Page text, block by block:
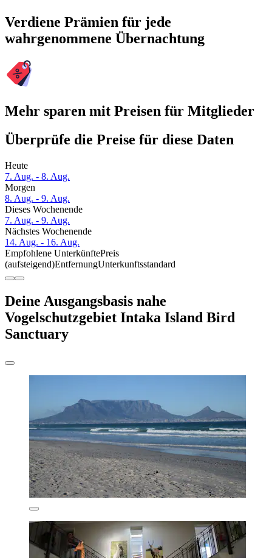
Verdiene Prämien für jede
wahrgenommene Übernachtung
Mehr sparen mit Preisen für Mitglieder
Überprüfe die Preise für diese Daten
Heute
7. Aug. - 8. Aug.
Morgen
8. Aug. - 9. Aug.
Dieses Wochenende
7. Aug. - 9. Aug.
Nächstes Wochenende
14. Aug. - 16. Aug.
Empfohlene UnterkünftePreis
(aufsteigend)EntfernungUnterkunftsstandard
Deine Ausgangsbasis nahe
Vogelschutzgebiet Intaka Island Bird
Sanctuary